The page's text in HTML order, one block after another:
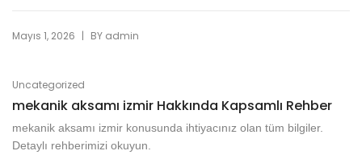
Mayıs 1, 2026 | BY admin
Uncategorized
mekanik aksamı izmir Hakkında Kapsamlı Rehber
mekanik aksamı izmir konusunda ihtiyacınız olan tüm bilgiler.
Detaylı rehberimizi okuyun.